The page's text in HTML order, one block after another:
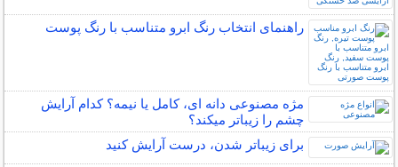
راهنمای انتخاب رنگ ابرو متناسب با رنگ پوست
مژه مصنوعی دانه ای، کامل یا نیمه؟ کدام آرایش
چشم را زیباتر میکند؟
برای زیباتر شدن، درست آرایش کنید